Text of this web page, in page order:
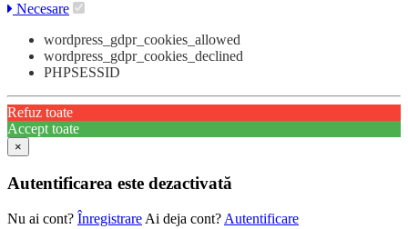
Necesare
wordpress_gdpr_cookies_allowed
wordpress_gdpr_cookies_declined
PHPSESSID
Refuz toate
Accept toate
×
Autentificarea este dezactivată
Nu ai cont? Înregistrare Ai deja cont? Autentificare